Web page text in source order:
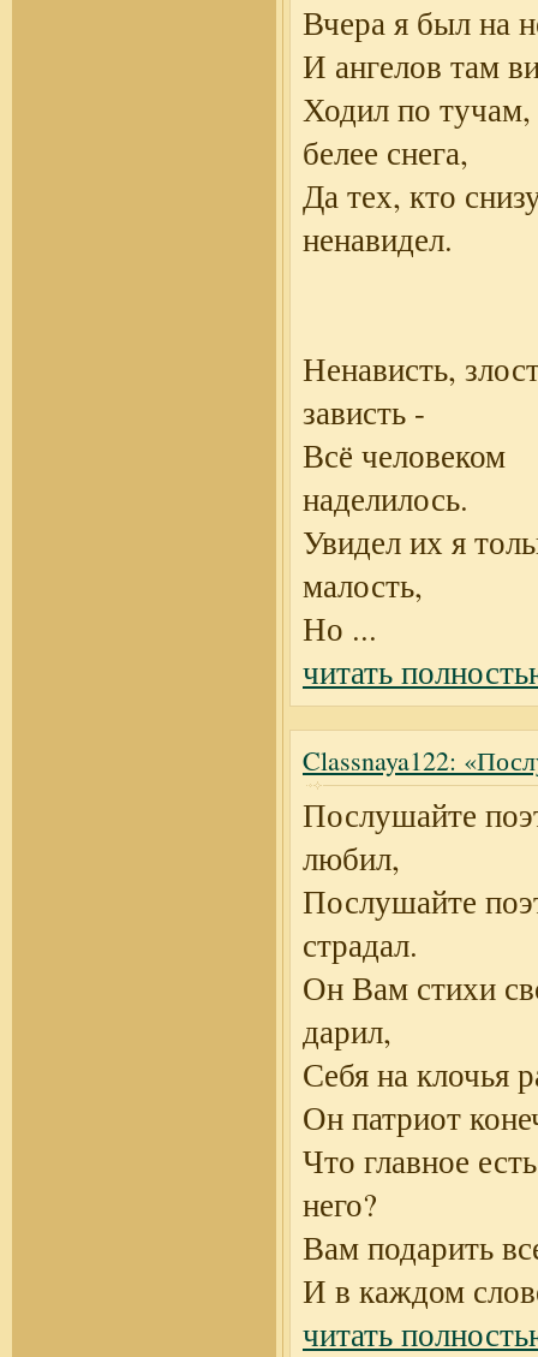
Вчера я был на
И ангелов там
Ходил по тучам,
белее снега,
Да тех, кто
ненавидел.
Ненависть,
зависть -
Всё человеком
наделилось.
Увидел их я
малость,
Но ...
читать
Classnaya122:
Послушайте
любил,
Послушайте
страдал.
Он Вам стихи
дарил,
Себя на клочья
Он патриот
Что главное
него?
Вам подарить
И в каждом
читать